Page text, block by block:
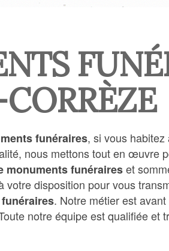
funéraires, si vous habitez
nous mettons tout en œuvre
monuments funéraireset
votre disposition pour vous
. Notre métier est
notre équipe est qualifiée et